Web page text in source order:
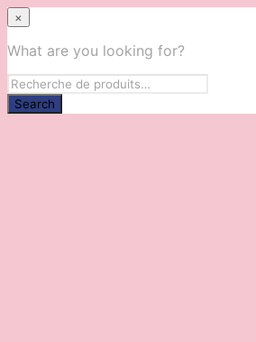
×
What are you looking for?